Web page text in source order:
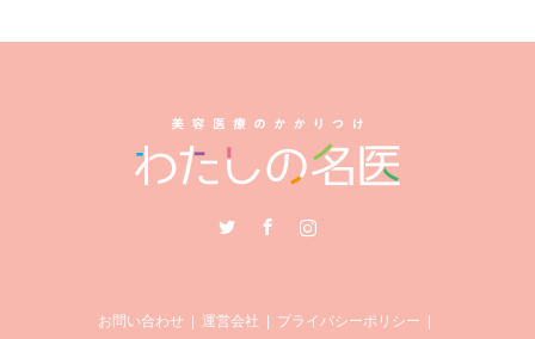
Instagram
お問い合わせ 運営会社 プライバシーポリシー